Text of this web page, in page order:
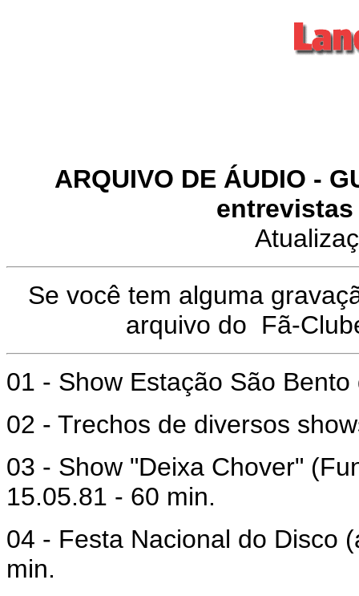
ARQUIVO DE ÁUDIO -
Se você tem alguma
arquivo do Fã-
01 - Show Estação São
02 - Trechos de diversos
03 - Show "Deixa Chover"
15.05.81 - 60 min.
04 - Festa Nacional do Disco
min.